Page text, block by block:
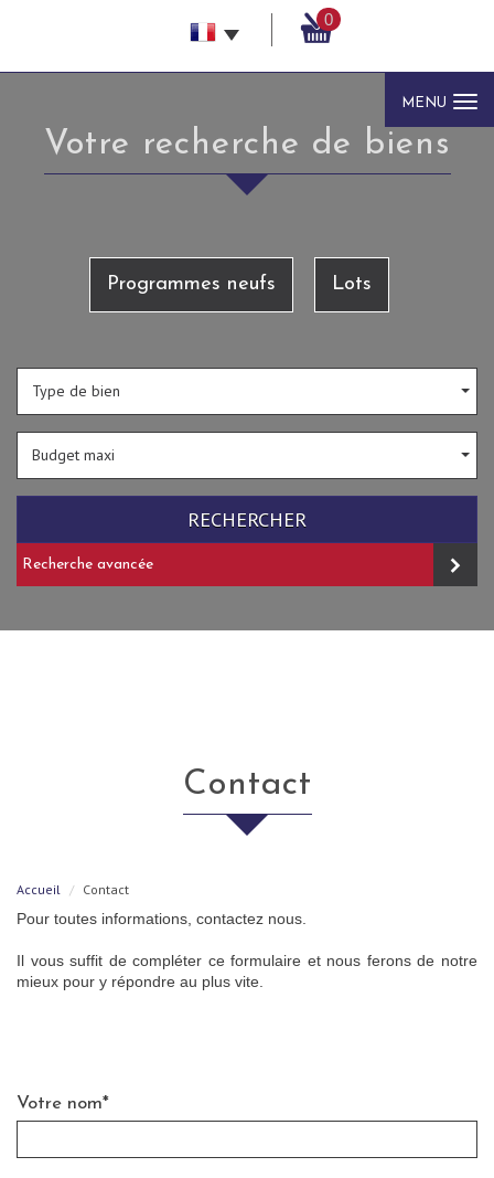
0
MENU
votre recherche de biens
Programmes neufs Lots
Type de bien
Budget maxi
RECHERCHER
Recherche avancée
contact
Accueil Contact
Pour toutes informations, contactez nous.
Il vous suffit de compléter ce formulaire et nous ferons de notre
mieux pour y répondre au plus vite.
Votre nom*